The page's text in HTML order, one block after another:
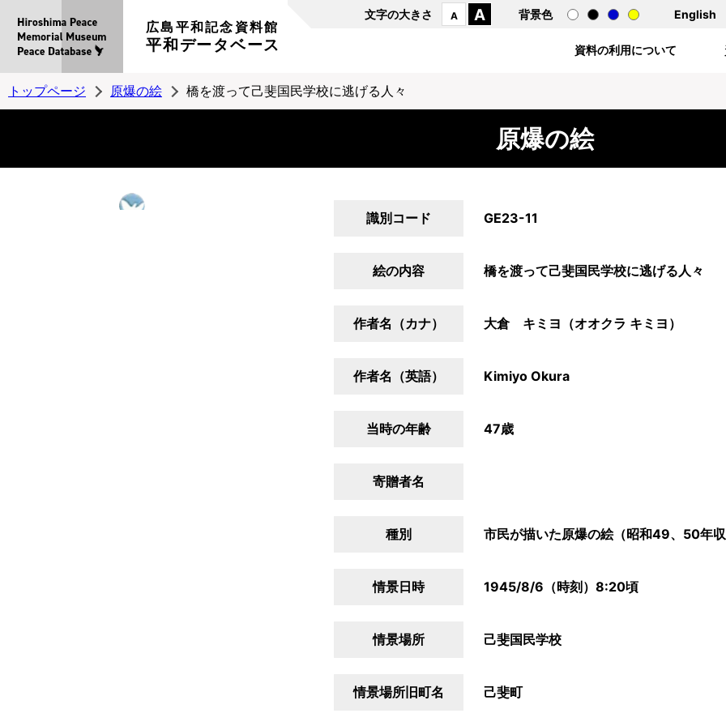
広島平和記念資料館
平和データベース
文字の大きさ A A 背景色 English
資料の利用について
トップページ 原爆の絵 橋を渡って己斐国民学校に逃げる人々
原爆の絵
識別コード GE23-11
絵の内容 橋を渡って己斐国民学校に逃げる人々
作者名（カナ） 大倉 キミヨ（オオクラ キミヨ）
作者名（英語） Kimiyo Okura
当時の年齢 47歳
寄贈者名
種別 市民が描いた原爆の絵（昭和49、50年
情景日時 1945/8/6（時刻）8:20頃
情景場所 己斐国民学校
情景場所旧町名 己斐町